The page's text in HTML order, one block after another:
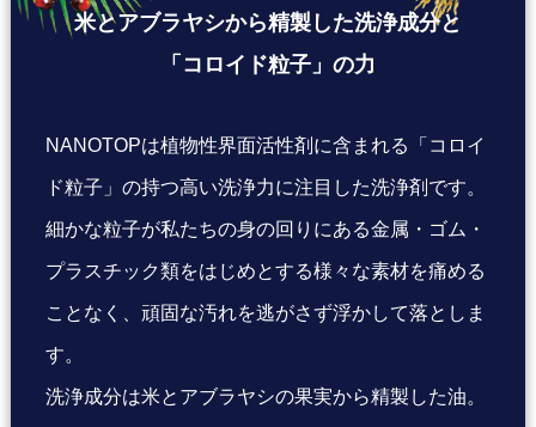
米とアブラヤシから精製した洗浄成分と
「コロイド粒子」の力
NANOTOPは植物性界面活性剤に含まれる「コロイ
ド粒子」の持つ高い洗浄力に注目した洗浄剤です。
細かな粒子が私たちの身の回りにある金属・ゴム・
プラスチック類をはじめとする様々な素材を痛める
ことなく、頑固な汚れを逃がさず浮かして落としま
す。
洗浄成分は米とアブラヤシの果実から精製した油。